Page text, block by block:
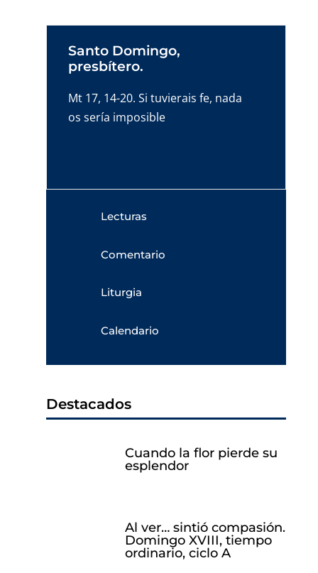
Santo Domingo,
presbítero.
Mt 17, 14-20. Si tuvierais fe, nada
os sería imposible
Lecturas
Comentario
Liturgia
Calendario
Destacados
Cuando la flor pierde su
esplendor
Al ver… sintió compasión.
Domingo XVIII, tiempo
ordinario, ciclo A